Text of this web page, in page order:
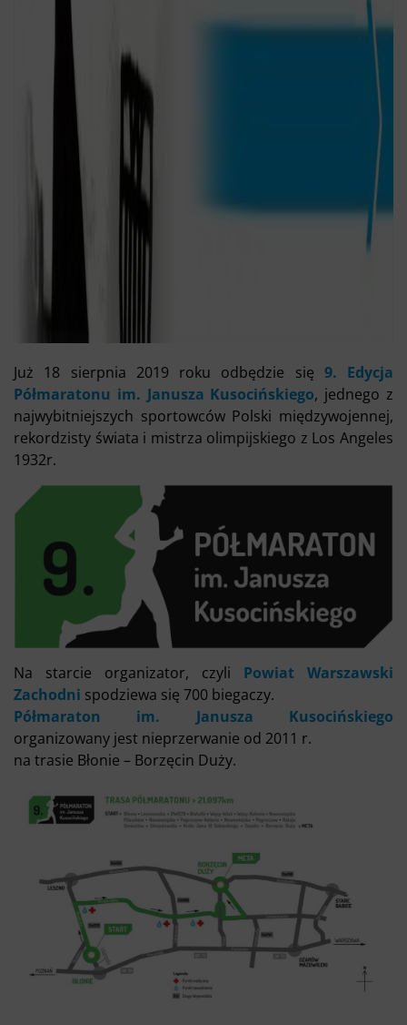
Już 18 sierpnia 2019 roku odbędzie się 9. Edycja
Półmaratonu im. Janusza Kusocińskiego, jednego z
najwybitniejszych sportowców Polski międzywojennej,
rekordzisty świata i mistrza olimpijskiego z Los Angeles
1932r.
Na starcie organizator, czyli Powiat Warszawski
Zachodni spodziewa się 700 biegaczy.
Półmaraton im. Janusza Kusocińskiego
organizowany jest nieprzerwanie od 2011 r.
na trasie Błonie – Borzęcin Duży.